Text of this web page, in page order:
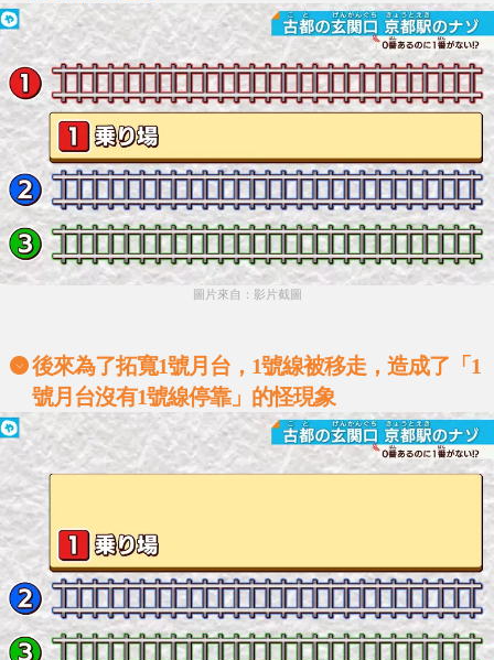
圖片來自：影片截圖
後來為了拓寬1號月台，1號線被移走，造成了「1
號月台沒有1號線停靠」的怪現象